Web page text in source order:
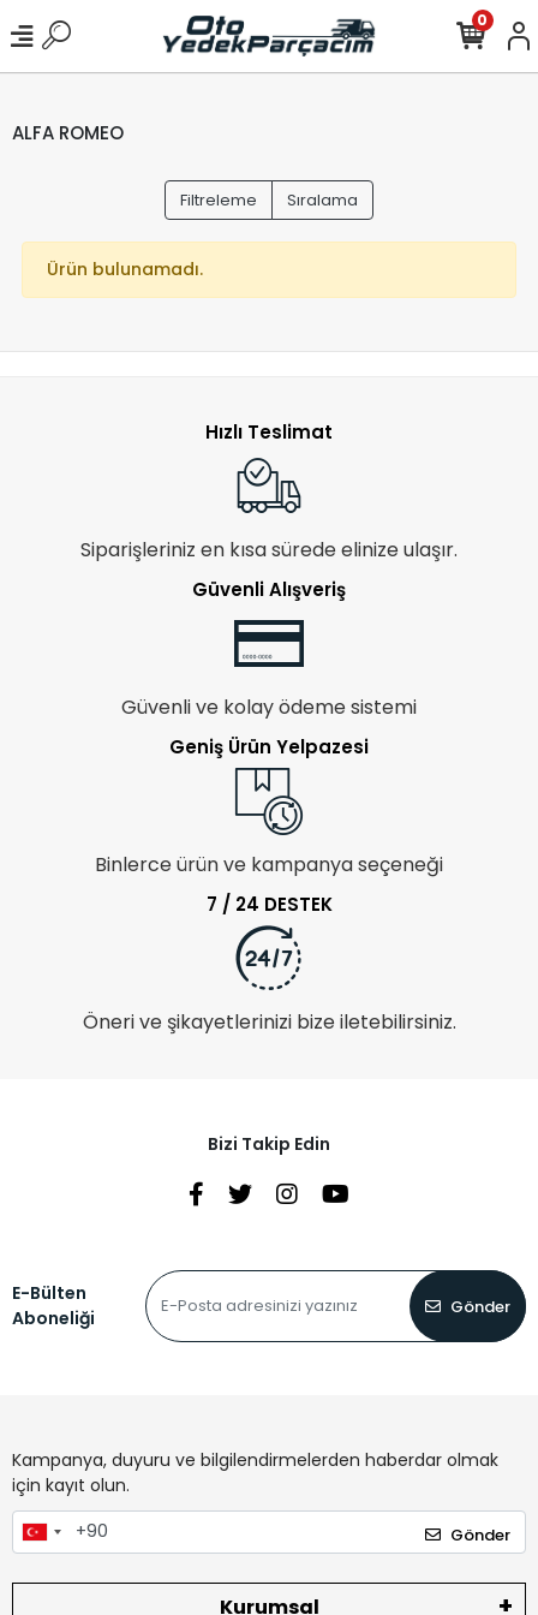
0
ALFA ROMEO
Filtreleme Sıralama
Ürün bulunamadı.
Hızlı Teslimat
Siparişleriniz en kısa sürede elinize ulaşır.
Güvenli Alışveriş
Güvenli ve kolay ödeme sistemi
Geniş Ürün Yelpazesi
Binlerce ürün ve kampanya seçeneği
7 / 24 DESTEK
Öneri ve şikayetlerinizi bize iletebilirsiniz.
Bizi Takip Edin
E-Bülten
Aboneliği
Gönder
Kampanya, duyuru ve bilgilendirmelerden haberdar olmak
için kayıt olun.
Gönder
Kurumsal